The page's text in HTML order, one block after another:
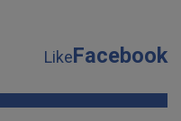
LikeFacebook